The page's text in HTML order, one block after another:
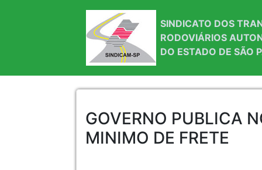
SINDICATO DOS
RODOVIÁRIOS
DO ESTADO DE SÃO
GOVERNO PUBLICA
MINIMO DE FRETE